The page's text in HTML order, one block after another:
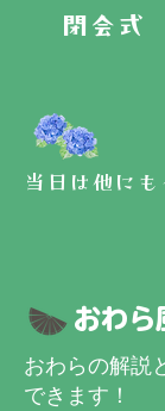
閉会式
当日は他に
おわら
おわらの解説
できます！